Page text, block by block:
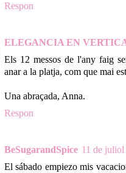
Respon
ELEGANCIA EN
Els 12 messos de l'any faig
anar a la platja, com que mai
Una abraçada, Anna.
Respon
BeSugarandSpice 11 de
El sábado empiezo mis